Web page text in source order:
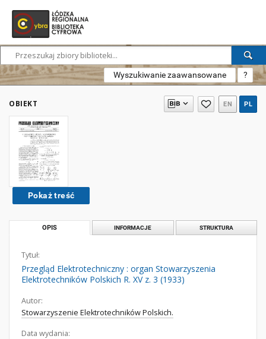
Wyszukiwanie zaawansowane ?
OBIEKT EN PL
Pokaż treść
OPIS INFORMACJE STRUKTURA
Tytuł:
Przegląd Elektrotechniczny : organ Stowarzyszenia
Elektrotechników Polskich R. XV z. 3 (1933)
Autor:
Stowarzyszenie Elektrotechników Polskich.
Data wydania: